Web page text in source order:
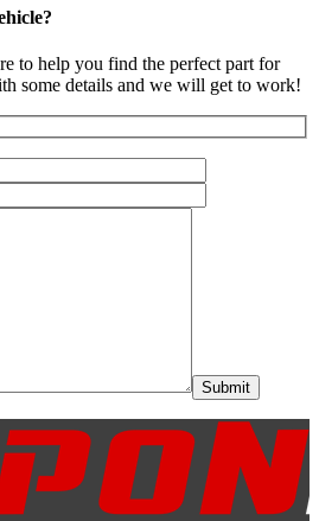
to help you find the perfect part for
some details and we will get to work!